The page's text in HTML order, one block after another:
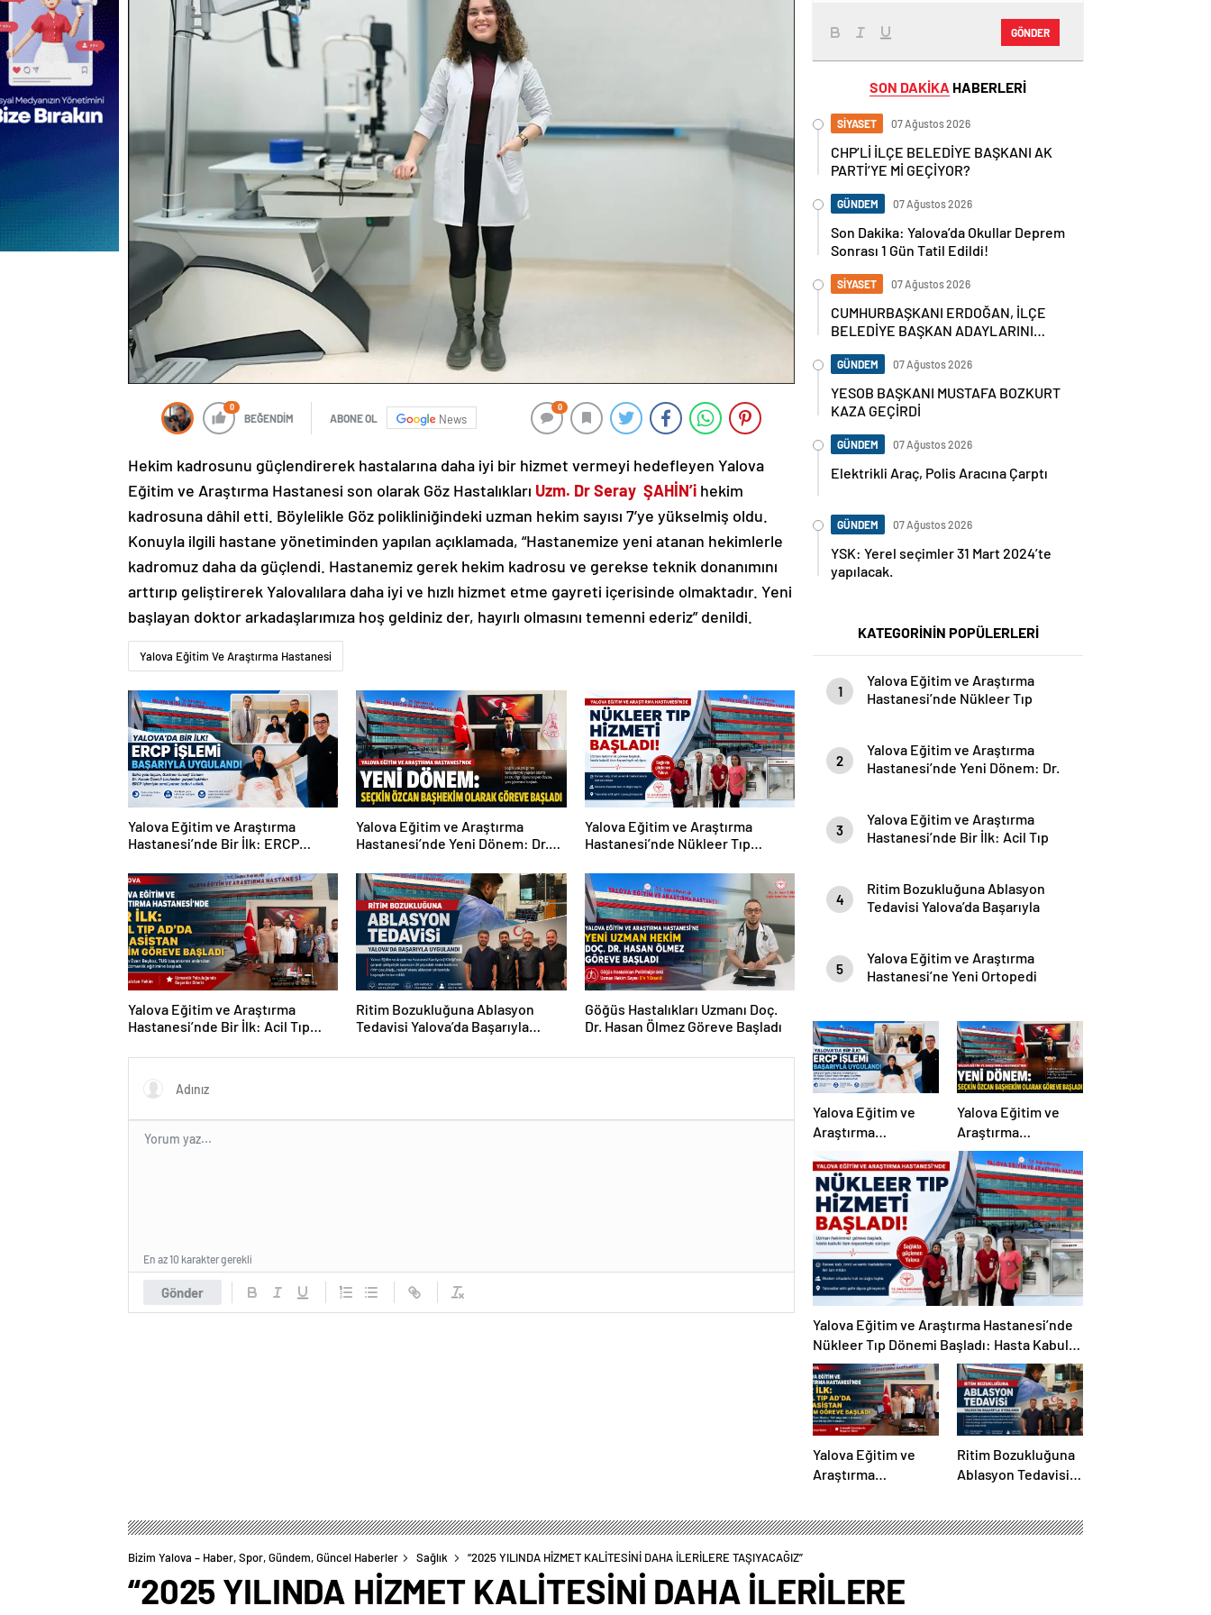
0
BEĞENDİM ABONE OL News
0
Hekim kadrosunu güçlendirerek hastalarına daha iyi bir hizmet vermeyi hedefleyen Yalova
Eğitim ve Araştırma Hastanesi son olarak Göz Hastalıkları Uzm. Dr Seray ŞAHİN’i hekim
kadrosuna dâhil etti. Böylelikle Göz polikliniğindeki uzman hekim sayısı 7’ye yükselmiş oldu.
Konuyla ilgili hastane yönetiminden yapılan açıklamada, “Hastanemize yeni atanan hekimlerle
kadromuz daha da güçlendi. Hastanemiz gerek hekim kadrosu ve gerekse teknik donanımını
arttırıp geliştirerek Yalovalılara daha iyi ve hızlı hizmet etme gayreti içerisinde olmaktadır. Yeni
başlayan doktor arkadaşlarımıza hoş geldiniz der, hayırlı olmasını temenni ederiz” denildi.
Turan
güneş
Çukurambar
escort
Çankaya
matura
escort
Yalova Eğitim Ve Araştırma Hastanesi
Yalova Eğitim ve Araştırma
Hastanesi’nde Bir İlk: ERCP
Yalova Eğitim ve Araştırma
Hastanesi’nde Yeni Dönem: Dr.
Başhekim Olarak Göreve Başladı
Yalova Eğitim ve Araştırma
Hastanesi’nde Nükleer Tıp
Tam Kapasiteyle Sürüyor
Yalova Eğitim ve Araştırma
Hastanesi’nde Bir İlk: Acil Tıp
Hekimine Kavuştu
Ritim Bozukluğuna Ablasyon
Tedavisi Yalova’da Başarıyla
Göğüs Hastalıkları Uzmanı Doç.
Dr. Hasan Ölmez Göreve Başladı
Gönder
En az 10 karakter gerekli
GÖNDER
SON DAKİKA HABERLERİ
SİYASET 07 Ağustos 2026
CHP’Lİ İLÇE BELEDİYE BAŞKANI AK
PARTİ’YE Mİ GEÇİYOR?
GÜNDEM 07 Ağustos 2026
Son Dakika: Yalova’da Okullar Deprem
Sonrası 1 Gün Tatil Edildi!
SİYASET 07 Ağustos 2026
CUMHURBAŞKANI ERDOĞAN, İLÇE
BELEDİYE BAŞKAN ADAYLARINI
GÜNDEM 07 Ağustos 2026
YESOB BAŞKANI MUSTAFA BOZKURT
KAZA GEÇİRDİ
GÜNDEM 07 Ağustos 2026
Elektrikli Araç, Polis Aracına Çarptı
GÜNDEM 07 Ağustos 2026
YSK: Yerel seçimler 31 Mart 2024’te
yapılacak.
KATEGORİNİN POPÜLERLERİ
1
Yalova Eğitim ve Araştırma
Hastanesi’nde Nükleer Tıp
2
Yalova Eğitim ve Araştırma
Hastanesi’nde Yeni Dönem: Dr.
3
Yalova Eğitim ve Araştırma
Hastanesi’nde Bir İlk: Acil Tıp
4
Ritim Bozukluğuna Ablasyon
Tedavisi Yalova’da Başarıyla
5
Yalova Eğitim ve Araştırma
Hastanesi’ne Yeni Ortopedi
Yalova Eğitim ve
Araştırma
Hastanesi’nde Bir
İlk: ERCP İşlemi
Başarıyla
Gerçekleştirildi
Yalova Eğitim ve
Araştırma
Hastanesi’nde Yeni
Dönem: Dr. Öğr.
Üyesi Seçkin Özcan
Başhekim Olarak
Göreve Başladı
Yalova Eğitim ve Araştırma Hastanesi’nde
Nükleer Tıp Dönemi Başladı: Hasta Kabulü
Tam Kapasiteyle Sürüyor
Yalova Eğitim ve
Araştırma
Dalı İlk Asistan
Ritim Bozukluğuna
Ablasyon Tedavisi
Bizim Yalova – Haber, Spor, Gündem, Güncel Haberler Sağlık “2025 YILINDA HİZMET KALİTESİNİ DAHA İLERİLERE TAŞIYACAĞIZ”
“2025 YILINDA HİZMET KALİTESİNİ DAHA İLERİLERE